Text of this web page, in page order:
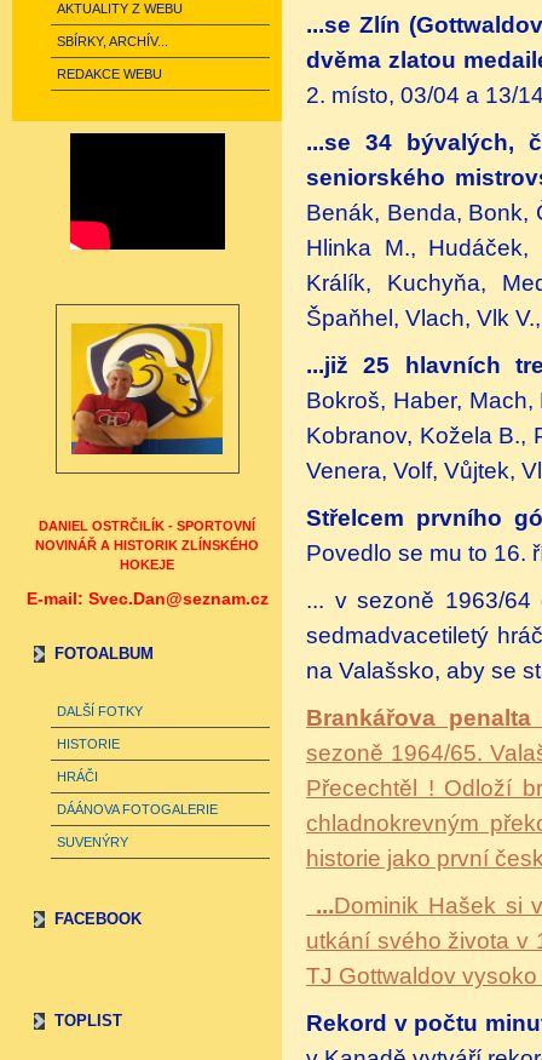
AKTUALITY Z WEBU
SBÍRKY, ARCHÍV...
REDAKCE WEBU
DANIEL OSTRČILÍK - SPORTOVNÍ
NOVINÁŘ A HISTORIK ZLÍNSKÉHO
HOKEJE
E-mail: Svec.Dan@seznam.cz
FOTOALBUM
DALŠÍ FOTKY
HISTORIE
HRÁČI
DÁÁNOVA FOTOGALERIE
SUVENÝRY
FACEBOOK
TOPLIST
...se Zlín
dvěma zlatou
2. místo, 03/04 a 13/
...se 34 bývalých,
seniorského
Benák, Benda, Bonk,
Hlinka M.,
Králík, Kuchyňa,
Špaňhel, Vlach, Vlk
...již 25 hlavních
Bokroš, Haber,
Kobranov, Kožela B.,
Venera, Volf, Vůjtek,
Střelcem prvního
Povedlo se mu to 16.
... v sezoně 1963/64
sedmadvacetiletý
na Valašsko, aby se
Brankářova penalta
sezoně 1964/65.
Přecechtěl ! Odloží
chladnokrevným
historie jako první
...Dominik Hašek si
utkání svého života v
TJ Gottwaldov vysoko
Rekord v počtu